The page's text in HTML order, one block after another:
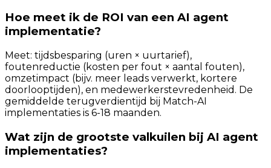
Hoe meet ik de ROI van een AI agent
implementatie?
Meet: tijdsbesparing (uren × uurtarief),
foutenreductie (kosten per fout × aantal fouten),
omzetimpact (bijv. meer leads verwerkt, kortere
doorlooptijden), en medewerkerstevredenheid. De
gemiddelde terugverdientijd bij Match-AI
implementaties is 6-18 maanden.
Wat zijn de grootste valkuilen bij AI agent
implementaties?